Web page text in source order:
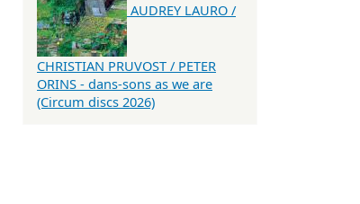
AUDREY LAURO /
CHRISTIAN PRUVOST / PETER
ORINS - dans-sons as we are
(Circum discs 2026)